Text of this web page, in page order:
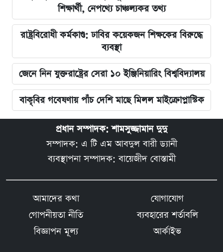
শিক্ষার্থী, নেপথ্যে চাঞ্চল্যকর তথ্য
রাষ্ট্রবিরোধী কর্মকাণ্ড: ঢাবির কয়েকজন শিক্ষকের বিরুদ্ধে
ব্যবস্থা
জেনে নিন যুক্তরাষ্ট্রের সেরা ১০ ইঞ্জিনিয়ারিং বিশ্ববিদ্যালয়
বাকৃবির গবেষণায় পাঁচ দেশি মাছে মিলল মাইক্রোপ্লাস্টিক
প্রধান সম্পাদক: শামসুজ্জামান দুদু
সম্পাদক: এ টি এম আবদুল বারী ড্যানী
ব্যবস্থাপনা সম্পাদক: বায়েজীদ বোস্তামী
আমাদের কথা
যোগাযোগ
গোপনীয়তা নীতি
ব্যবহারের শর্তাবলি
বিজ্ঞাপন মূল্য
আর্কাইভ